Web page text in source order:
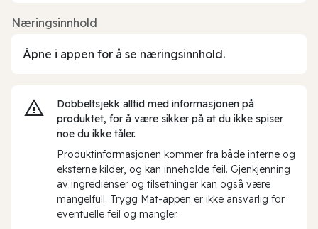
Næringsinnhold
Åpne i appen for å se næringsinnhold.
Dobbeltsjekk alltid med informasjonen på
produktet, for å være sikker på at du ikke spiser
noe du ikke tåler.
Produktinformasjonen kommer fra både interne og
eksterne kilder, og kan inneholde feil. Gjenkjenning
av ingredienser og tilsetninger kan også være
mangelfull. Trygg Mat-appen er ikke ansvarlig for
eventuelle feil og mangler.